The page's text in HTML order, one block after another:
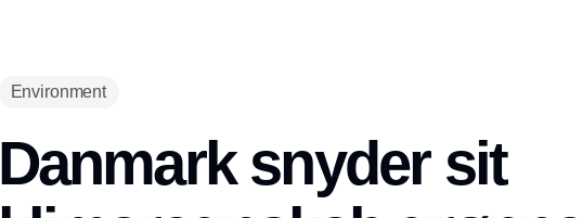
Environment
Danmark snyder sit